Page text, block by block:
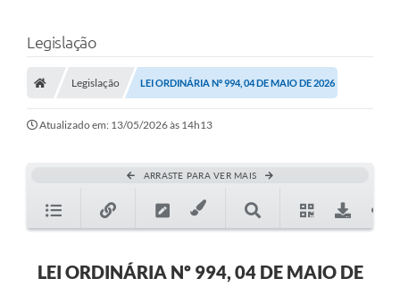
LEI GERAL DE PROTEÇÃO DE DADOS
CONSELHOS MUNICIPAIS
Secretarias
Legislação
Legislação LEI ORDINÁRIA Nº 994, 04 DE MAIO DE 2026
Atualizado em: 13/05/2026 às 14h13
ARRASTE PARA VER MAIS
LEI ORDINÁRIA Nº 994, 04 DE MAIO DE